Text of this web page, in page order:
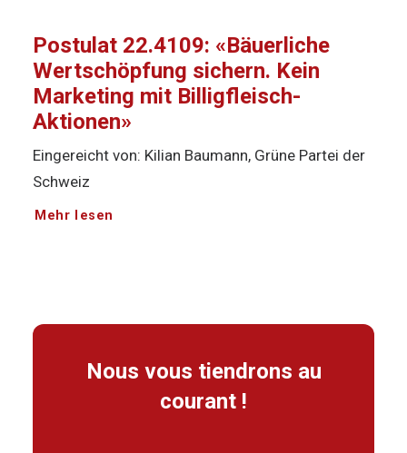
Postulat 22.4109: «Bäuerliche
Wertschöpfung sichern. Kein
Marketing mit Billigfleisch-
Aktionen»
Eingereicht von: Kilian Baumann, Grüne Partei der
Schweiz
Mehr lesen
Nous vous tiendrons au
courant !